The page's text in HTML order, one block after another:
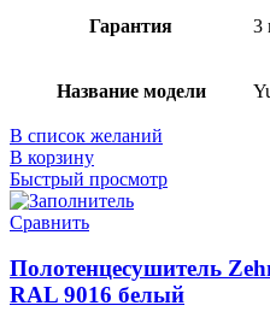
Гарантия 3
Название модели
В список желаний
В корзину
Быстрый просмотр
Сравнить
Полотенцесушитель
RAL 9016 белый